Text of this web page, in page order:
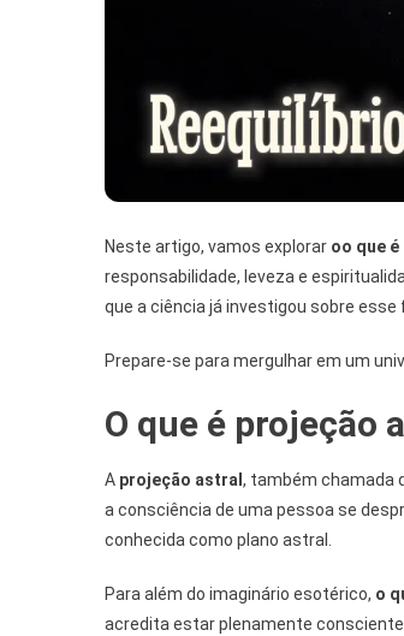
Neste artigo, vamos explorar oo que
responsabilidade, leveza e
que a ciência já investigou sobre
Prepare-se para mergulhar em um
O que é projeção
A projeção astral , também chamada
a consciência de uma pessoa se
conhecida como plano astral.
Para além do imaginário esotérico, o
acredita estar plenamente